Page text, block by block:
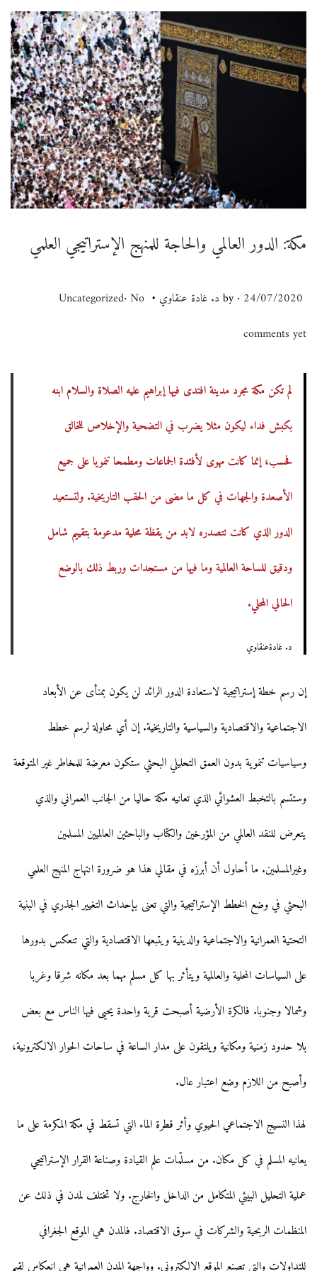
v
i
g
a
t
i
n
t
e
n
t
مكة: الدور العالمي والحاجة للمنهج الإستراتيجي العلمي
P
o
24/07/2020
0.
by د. غادة عنقاوي .
P
t
Uncategorized. No
comments yet
لم تكن مكة مجرد مدينة افتدى فيها إبراهيم عليه الصلاة والسلام ابنه
بكبش فداء ليكون مثلا يضرب في التضحية والإخلاص للخالق
فحسب، إنما كانت مهوى لأفئدة الجماعات ومطمحا تنمويا على جميع
الأصعدة والجهات في كل ما مضى من الحقب التاريخية. ولتستعيد
الدور الذي كانت تتصدره لابد من يقظة محلية مدعومة بتقييم شامل
ودقيق للساحة العالمية وما فيها من مستجدات وربط ذلك بالوضع
الحالي المحلي.
د. غادةعنقاوي
إن رسم خطة إستراتيجية لاستعادة الدور الرائد لن يكون بمنأى عن الأبعاد
الاجتماعية والاقتصادية والسياسية والتاريخية. إن أي محاولة لرسم خطط
وسياسيات تنموية بدون العمق التحليلي البحثي ستكون معرضة للمخاطر غير المتوقعة
وستتسم بالتخبط العشوائي الذي تعانيه مكة حاليا من الجانب العمراني والذي
يتعرض للنقد العالمي من المؤرخين والكتاب والباحثين العالميين المسلمين
وغيرالمسلمين. ما أحاول أن أبرزه في مقالي هذا هو ضرورة انتهاج المنهج العلمي
البحثي في وضع الخطط الإستراتيجية والتي تعنى بإحداث التغيير الجذري في البنية
التحتية العمرانية والاجتماعية والدينية ويتبعها الاقتصادية والتي تنعكس بدورها
على السياسات المحلية والعالمية ويتأثر بها كل مسلم مهما بعد مكانه شرقا وغربا
وشمالا وجنوبا. فالكرة الأرضية أصبحت قرية واحدة يحيى فيها الناس مع بعض
بلا حدود زمنية ومكانية ويلتقون على مدار الساعة في ساحات الحوار الالكترونية،
وأصبح من اللازم وضع اعتبار عال.
لهذا النسيج الاجتماعي الحيوي وأثر قطرة الماء التي تسقط في مكة المكرمة على ما
يعانيه المسلم في كل مكان. من مسلّمات علم القيادة وصناعة القرار الإستراتيجي
عملية التحليل البيئي المتكامل من الداخل والخارج. ولا تختلف لمدن في ذلك عن
المنظمات الربحية والشركات في سوق الاقتصاد. فالمدن هي الموقع الجغرافي
للتداولات والتي تصنع الموقع الالكتروني. وواجهة المدن العمرانية هي انعكاس لقيم